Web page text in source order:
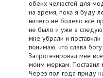
обеих челюстей для
на время, пока я буду
ничего не болело все
не было и уже в
мне убрали и
понимаю, что слава
Запротезировал мне
моим меркам. Поставил
Через пол года приду